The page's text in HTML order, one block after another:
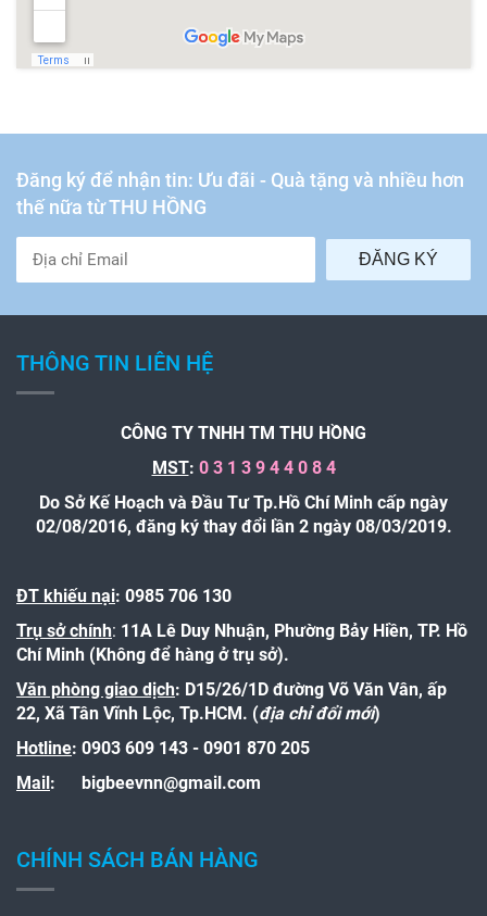
Đăng ký để nhận tin: Ưu đãi - Quà tặng và nhiều hơn
thế nữa từ THU HỒNG
ĐĂNG KÝ
THÔNG TIN LIÊN HỆ
CÔNG TY TNHH TM THU HỒNG
MST: 0 3 1 3 9 4 4 0 8 4
Do Sở Kế Hoạch và Đầu Tư Tp.Hồ Chí Minh cấp ngày
02/08/2016, đăng ký thay đổi lần 2 ngày 08/03/2019.
ĐT khiếu nại: 0985 706 130
Trụ sở chính: 11A Lê Duy Nhuận, Phường Bảy Hiền, TP. Hồ
Chí Minh (Không để hàng ở trụ sở).
Văn phòng giao dịch: D15/26/1D đường Võ Văn Vân, ấp
22, Xã Tân Vĩnh Lộc, Tp.HCM. (địa chỉ đổi mới)
Hotline: 0903 609 143 - 0901 870 205
Mail: bigbeevnn@gmail.com
CHÍNH SÁCH BÁN HÀNG